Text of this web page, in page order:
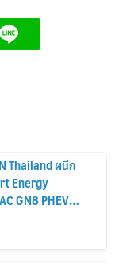
Thailand ผนึก
Energy
GN8 PHEV
ยม เข้ากับ
ในบ้าน